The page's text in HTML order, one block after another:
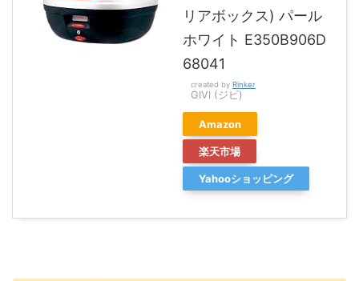
リアボックス) パール
ホワイト E350B906D
68041
created by Rinker
GIVI (ジビ)
Amazon
楽天市場
Yahooショッピング